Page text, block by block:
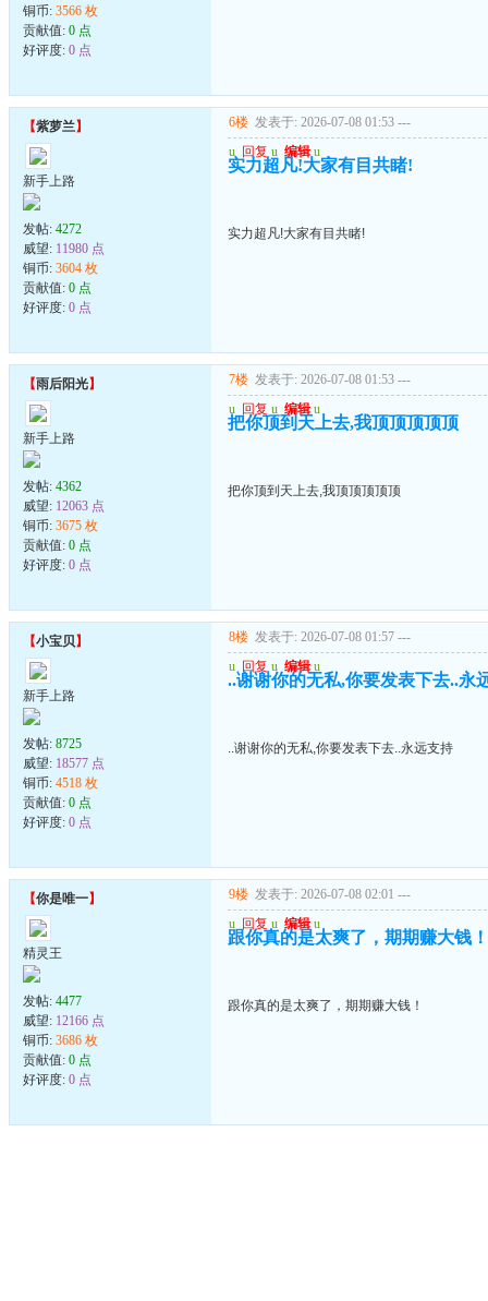
铜币: 3566 枚
贡献值: 0 点
好评度: 0 点
【紫萝兰】
新手上路
发帖: 4272
威望: 11980 点
铜币: 3604 枚
贡献值: 0 点
好评度: 0 点
6楼 发表于: 2026-07-08 01:53 ---
u 回复 u 编辑 u
实力超凡!大家有目共睹!
实力超凡!大家有目共睹!
【雨后阳光】
新手上路
发帖: 4362
威望: 12063 点
铜币: 3675 枚
贡献值: 0 点
好评度: 0 点
7楼 发表于: 2026-07-08 01:53 ---
u 回复 u 编辑 u
把你顶到天上去,我顶顶顶顶顶
把你顶到天上去,我顶顶顶顶顶
【小宝贝】
新手上路
发帖: 8725
威望: 18577 点
铜币: 4518 枚
贡献值: 0 点
好评度: 0 点
8楼 发表于: 2026-07-08 01:57 ---
u 回复 u 编辑 u
..谢谢你的无私,你要发表下去..永
..谢谢你的无私,你要发表下去..永远支持
【你是唯一】
精灵王
发帖: 4477
威望: 12166 点
铜币: 3686 枚
贡献值: 0 点
好评度: 0 点
9楼 发表于: 2026-07-08 02:01 ---
u 回复 u 编辑 u
跟你真的是太爽了，期期赚大钱！
跟你真的是太爽了，期期赚大钱！